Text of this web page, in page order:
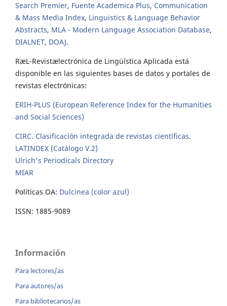
Search Premier, Fuente Academica Plus, Communication
& Mass Media Index, Linguistics & Language Behavior
Abstracts, MLA - Modern Language Association Database,
DIALNET, DOAJ.
RæL-Revistælectrónica de Lingüística Aplicada está
disponible en las siguientes bases de datos y portales de
revistas electrónicas:
ERIH-PLUS (European Reference Index for the Humanities
and Social Sciences)
CIRC. Clasificación integrada de revistas científicas.
LATINDEX (Catálogo V.2)
Ulrich's Periodicals Directory
MIAR
Políticas OA: Dulcinea (color azul)
ISSN: 1885-9089
Información
Para lectores/as
Para autores/as
Para bibliotecarios/as